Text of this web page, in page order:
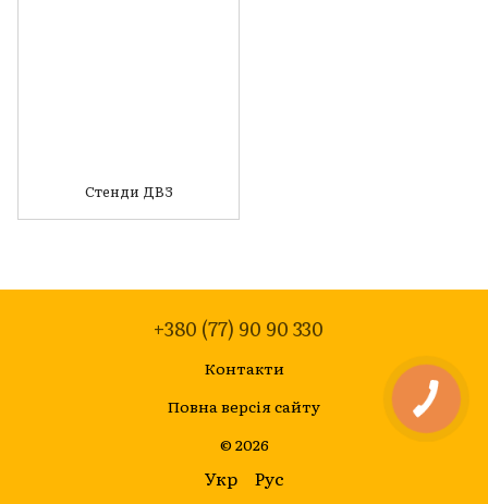
Стенди ДВЗ
+380 (77) 90 90 330
Контакти
Повна версія сайту
© 2026
Укр Рус